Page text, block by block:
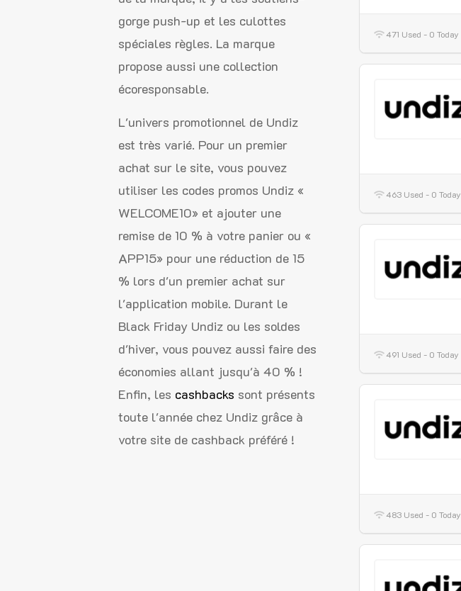
471 Used - 0 Today
463 Used - 0 Today
491 Used - 0 Today
483 Used - 0 Today
gorge push-up et les culottes
spéciales règles. La marque
propose aussi une collection
écoresponsable.
L'univers promotionnel de Undiz
est très varié. Pour un premier
achat sur le site, vous pouvez
utiliser les codes promos Undiz «
WELCOME10» et ajouter une
remise de 10 % à votre panier ou «
APP15» pour une réduction de 15
% lors d'un premier achat sur
l'application mobile. Durant le
Black Friday Undiz ou les soldes
d'hiver, vous pouvez aussi faire des
économies allant jusqu'à 40 % !
Enfin, les cashbacks sont présents
toute l'année chez Undiz grâce à
votre site de cashback préféré !